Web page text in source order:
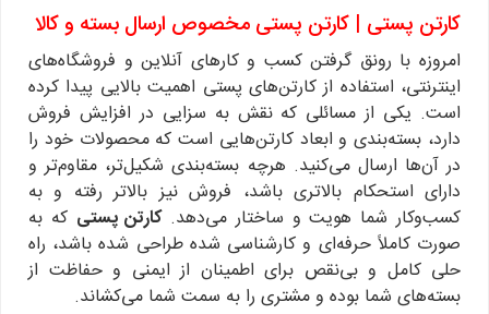
کارتن پستی | کارتن پستی مخصوص ارسال بسته و کالا
امروزه با رونق گرفتن کسب و کارهای آنلاین و فروشگاه‌های
اینترنتی، استفاده از کارتن‌های پستی اهمیت بالایی پیدا کرده
است. یکی از مسائلی که نقش به سزایی در افزایش فروش
دارد، بسته‌بندی و ابعاد کارتن‌هایی است که محصولات خود را
در آن‌ها ارسال می‌کنید. هرچه بسته‌بندی شکیل‌تر، مقاوم‌تر و
دارای استحکام بالاتری باشد، فروش نیز بالاتر رفته و به
کسب‌وکار شما هویت و ساختار می‌دهد.کارتن پستی که به
صورت کاملاً حرفه‌ای و کارشناسی شده طراحی شده باشد، راه
حلی کامل و بی‌نقص برای اطمینان از ایمنی و حفاظت از
بسته‌های شما بوده و مشتری را به سمت شما می‌کشاند.